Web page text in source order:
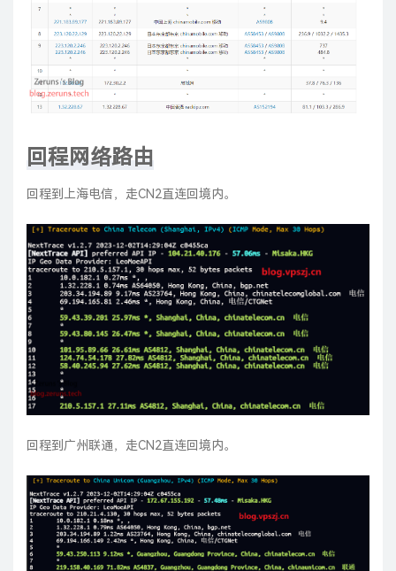
回程网络路由
回程到上海电信，走CN2直连回境内。
回程到广州联通，走CN2直连回境内。